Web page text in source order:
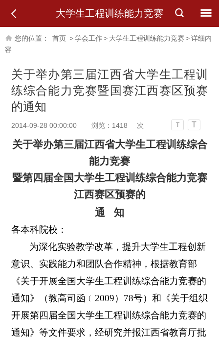
大学生工程训练能力竞赛
您的位置： 首页 >学会工作> 大学生工程训练能力竞赛>详细内
容
关于举办第三届江西省大学生工程训
练综合能力竞赛暨国赛江西赛区预赛
的通知
2014-09-28 00:00:00 浏览： 1418 次 T T
关于举办第三届江西省大学生工程训练综合
能力竞赛
暨第四届全国大学生工程训练综合能力竞赛
江西赛区预赛的
通
知
各本科院校：
为深化实验教学改革，提升大学生工程创新
意识、实践能力和团队合作精神，根据教育部
《关于开展全国大学生工程训练综合能力竞赛的
通知》（教高司函﹝ 2009） 78号）和《关于组织
开展第四届全国大学生工程训练综合能力竞赛的
通知》等文件要求，经研究并报江西省教育厅批